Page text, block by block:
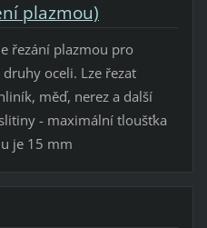
plazmou)
řezání plazmou pro
oceli. Lze řezat
měď, nerez a další
- maximální tloušťka
je 15 mm